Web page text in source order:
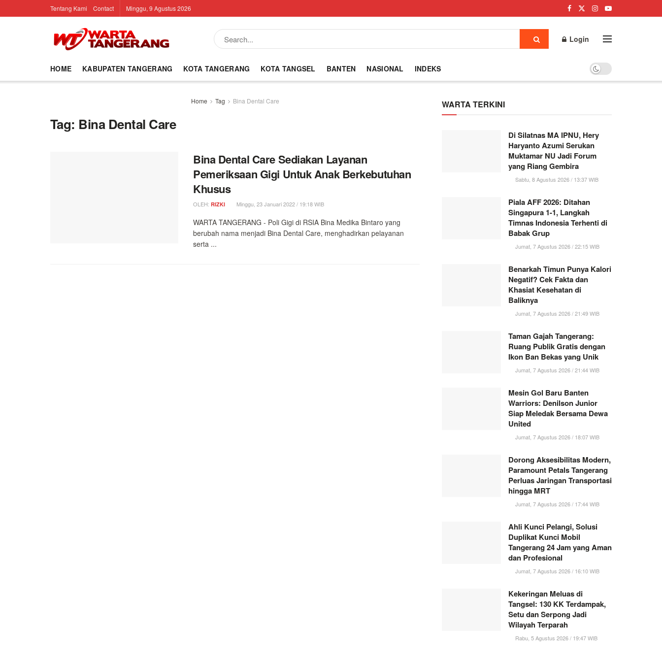
Tentang Kami Contact Minggu, 9 Agustus 2026
Login
HOME KABUPATEN TANGERANG KOTA TANGERANG KOTA TANGSEL BANTEN NASIONAL INDEKS
Home Tag Bina Dental Care
Tag: Bina Dental Care
Bina Dental Care Sediakan Layanan
Pemeriksaan Gigi Untuk Anak Berkebutuhan
Khusus
OLEH: RIZKI Minggu, 23 Januari 2022 / 19:18 WIB
WARTA TANGERANG - Poli Gigi di RSIA Bina Medika Bintaro yang
berubah nama menjadi Bina Dental Care, menghadirkan pelayanan
serta ...
WARTA TERKINI
Di Silatnas MA IPNU, Hery
Haryanto Azumi Serukan
Muktamar NU Jadi Forum
yang Riang Gembira
Sabtu, 8 Agustus 2026 / 13:37 WIB
Piala AFF 2026: Ditahan
Singapura 1-1, Langkah
Timnas Indonesia Terhenti di
Babak Grup
Jumat, 7 Agustus 2026 / 22:15 WIB
Benarkah Timun Punya Kalori
Negatif? Cek Fakta dan
Khasiat Kesehatan di
Baliknya
Jumat, 7 Agustus 2026 / 21:49 WIB
Taman Gajah Tangerang:
Ruang Publik Gratis dengan
Ikon Ban Bekas yang Unik
Jumat, 7 Agustus 2026 / 21:44 WIB
Mesin Gol Baru Banten
Warriors: Denilson Junior
Siap Meledak Bersama Dewa
United
Jumat, 7 Agustus 2026 / 18:07 WIB
Dorong Aksesibilitas Modern,
Paramount Petals Tangerang
Perluas Jaringan Transportasi
hingga MRT
Jumat, 7 Agustus 2026 / 17:44 WIB
Ahli Kunci Pelangi, Solusi
Duplikat Kunci Mobil
Tangerang 24 Jam yang Aman
dan Profesional
Jumat, 7 Agustus 2026 / 16:10 WIB
Kekeringan Meluas di
Tangsel: 130 KK Terdampak,
Setu dan Serpong Jadi
Wilayah Terparah
Rabu, 5 Agustus 2026 / 19:47 WIB